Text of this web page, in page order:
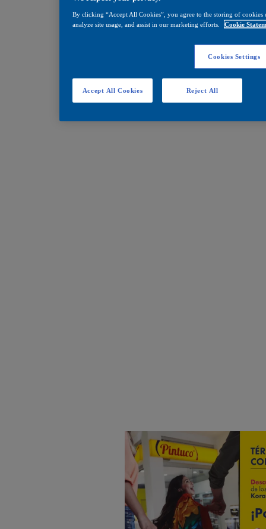
By clicking “Accept All Cookies”, you agree to the storing of
analyze site usage, and assist in our marketing efforts.
Cookie
Cookies Settings
Reject All
Accept All Cookies